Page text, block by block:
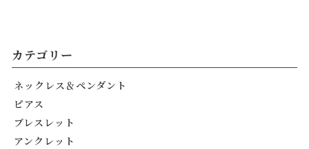
カテゴリー
ネックレス＆ペンダント
ピアス
ブレスレット
アンクレット